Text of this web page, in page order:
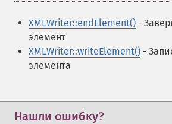
XMLWriter::endElement() -
элемент
XMLWriter::writeElement() -
элемента
Нашли ошибку?